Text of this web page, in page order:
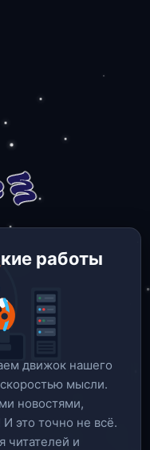
работы
движок нашего
мысли.
новостями,
это точно не всё.
читателей и